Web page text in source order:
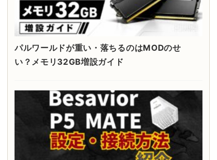
パルワールドが重い・落ちるのはMODのせ
い？メモリ32GB増設ガイド